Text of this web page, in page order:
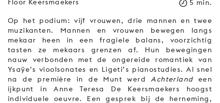
Floor Keersmaekers 5 min.
Op het podium: vijf vrouwen, drie mannen en twee
muzikanten. Mannen en vrouwen bewegen langs
mekaar heen in een fragiele balans, voorzichtig
tasten ze mekaars grenzen af. Hun bewegingen
nauw verbonden met de ongereide romantiek van
Ysaÿe’s vioolsonates en Ligeti’s pianostudies. Al snel
na de première in de Munt werd Achterland een
ijkpunt in Anne Teresa De Keersmaekers hoogst
individuele oeuvre. Een gesprek bij de herneming,